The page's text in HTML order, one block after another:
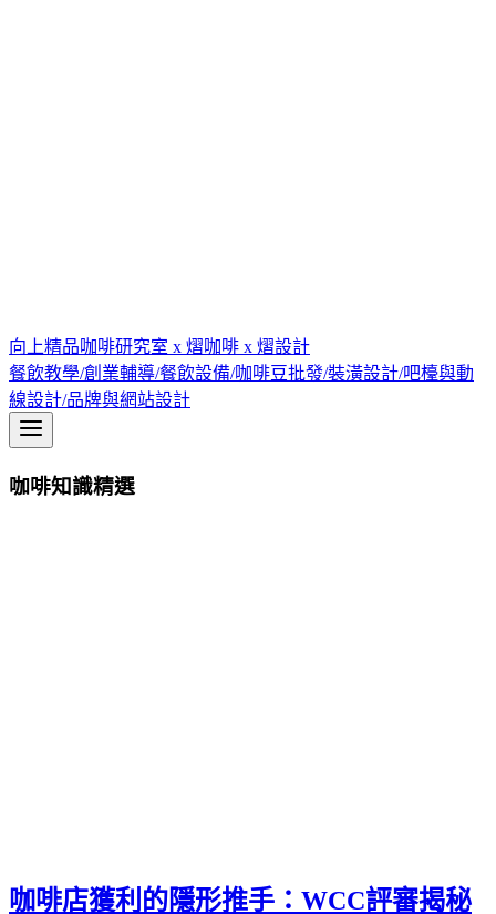
向上精品咖啡研究室 x 熠咖啡 x 熠設計
餐飲教學/創業輔導/餐飲設備/咖啡豆批發/裝潢設計/吧檯與動
線設計/品牌與網站設計
咖啡知識精選
咖啡店獲利的隱形推手：WCC評審揭秘